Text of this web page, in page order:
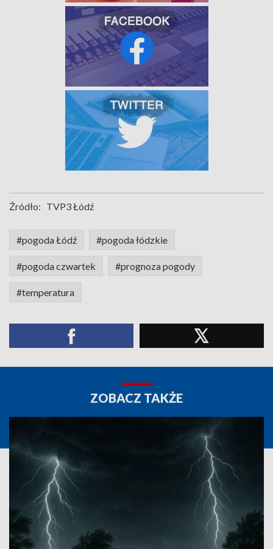
Źródło: TVP3 Łódź
#pogoda Łódź #pogoda łódzkie
#pogoda czwartek #prognoza pogody
#temperatura
ZOBACZ TAKŻE